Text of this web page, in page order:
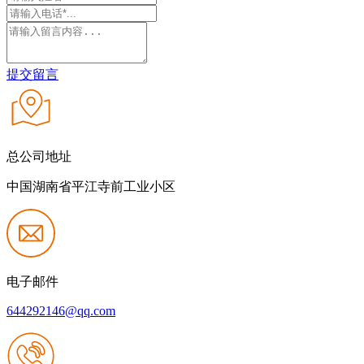
提交留言
总公司地址
中国湖南省平江寺前工业小区
电子邮件
644292146@qq.com